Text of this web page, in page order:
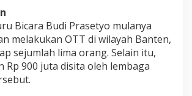
T
2
5
O
r
Bicara Budi Prasetyo mulanya
melakukan OTT di wilayah Banten,
sejumlah lima orang. Selain itu,
Rp 900 juta disita oleh lembaga